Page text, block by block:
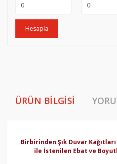
Hesapla
ÜRÜN BILGISI
Birbirinden Şık Duvar
ile İstenilen Ebat ve